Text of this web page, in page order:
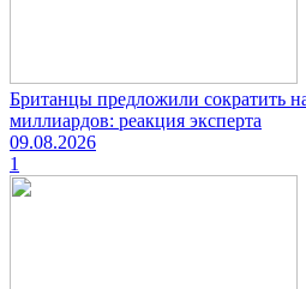
Британцы предложили сократить
миллиардов: реакция эксперта
09.08.2026
1